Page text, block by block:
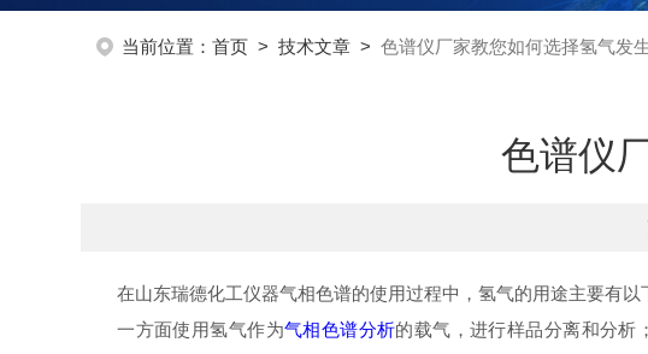
当前位置：首页 >技术文章 >色谱仪厂家教您如何选择氢气发
色谱仪
在山东瑞德化工仪器气相色谱的使用过程中，氢气的用途主要有以
一方面使用氢气作为气相色谱分析的载气，进行样品分离和分析